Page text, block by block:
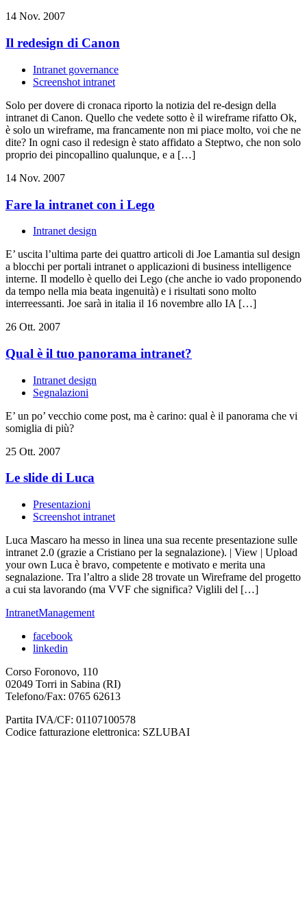
14 Nov. 2007
Il redesign di Canon
Intranet governance
Screenshot intranet
Solo per dovere di cronaca riporto la notizia del re-design della
intranet di Canon. Quello che vedete sotto è il wireframe rifatto Ok,
è solo un wireframe, ma francamente non mi piace molto, voi che ne
dite? In ogni caso il redesign è stato affidato a Steptwo, che non solo
proprio dei pincopallino qualunque, e a […]
14 Nov. 2007
Fare la intranet con i Lego
Intranet design
E’ uscita l’ultima parte dei quattro articoli di Joe Lamantia sul design
a blocchi per portali intranet o applicazioni di business intelligence
interne. Il modello è quello dei Lego (che anche io vado proponendo
da tempo nella mia beata ingenuità) e i risultati sono molto
interreessanti. Joe sarà in italia il 16 novembre allo IA […]
26 Ott. 2007
Qual è il tuo panorama intranet?
Intranet design
Segnalazioni
E’ un po’ vecchio come post, ma è carino: qual è il panorama che vi
somiglia di più?
25 Ott. 2007
Le slide di Luca
Presentazioni
Screenshot intranet
Luca Mascaro ha messo in linea una sua recente presentazione sulle
intranet 2.0 (grazie a Cristiano per la segnalazione). | View | Upload
your own Luca è bravo, competente e motivato e merita una
segnalazione. Tra l’altro a slide 28 trovate un Wireframe del progetto
a cui sta lavorando (ma VVF che significa? Viglili del […]
IntranetManagement
facebook
linkedin
Corso Foronovo, 110
02049 Torri in Sabina (RI)
Telefono/Fax: 0765 62613
Partita IVA/CF: 01107100578
Codice fatturazione elettronica: SZLUBAI